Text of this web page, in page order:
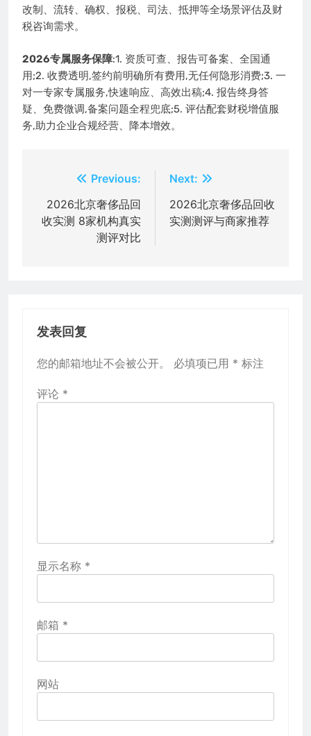
改制、流转、确权、报税、司法、抵押等全场景评估及财
税咨询需求。
2026专属服务保障:1. 资质可查、报告可备案、全国通
用;2. 收费透明,签约前明确所有费用,无任何隐形消费;3. 一
对一专家专属服务,快速响应、高效出稿;4. 报告终身答
疑、免费微调,备案问题全程兜底;5. 评估配套财税增值服
务,助力企业合规经营、降本增效。
章
导
Previous:
2026北京奢侈品回
收实测 8家机构真实
测评对比
Next:
2026北京奢侈品回收
实测测评与商家推荐
发表回复
您的邮箱地址不会被公开。 必填项已用 * 标注
评论 *
显示名称 *
邮箱 *
网站